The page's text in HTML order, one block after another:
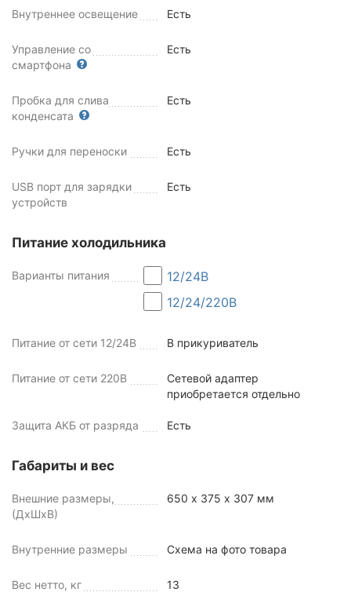
Внутреннее освещение Есть
Управление со
смартфона
Есть
Пробка для слива
конденсата
Есть
Ручки для переноски Есть
USB порт для зарядки
устройств
Есть
Питание холодильника
Варианты питания
12/24В
12/24/220В
Питание от сети 12/24В В прикуриватель
Питание от сети 220В
Сетевой адаптер
приобретается отдельно
Защита АКБ от разряда Есть
Габариты и вес
Внешние размеры,
(ДхШхВ)
650 х 375 х 307 мм
Внутренние размеры Схема на фото товара
Вес нетто, кг 13